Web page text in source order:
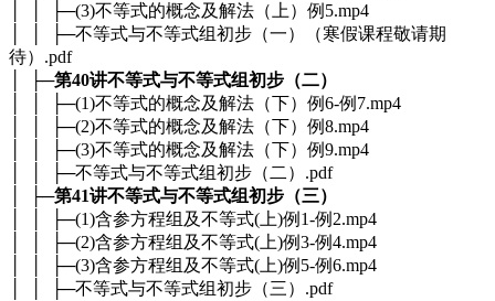
│ │ ├─(3)不等式的概念及解法（上）例5.mp4
│ │ ├─不等式与不等式组初步（一）（寒假课程敬请期
待）.pdf
│ ├─第40讲不等式与不等式组初步（二）
│ │ ├─(1)不等式的概念及解法（下）例6-例7.mp4
│ │ ├─(2)不等式的概念及解法（下）例8.mp4
│ │ ├─(3)不等式的概念及解法（下）例9.mp4
│ │ ├─不等式与不等式组初步（二）.pdf
│ ├─第41讲不等式与不等式组初步（三）
│ │ ├─(1)含参方程组及不等式(上)例1-例2.mp4
│ │ ├─(2)含参方程组及不等式(上)例3-例4.mp4
│ │ ├─(3)含参方程组及不等式(上)例5-例6.mp4
│ │ ├─不等式与不等式组初步（三）.pdf